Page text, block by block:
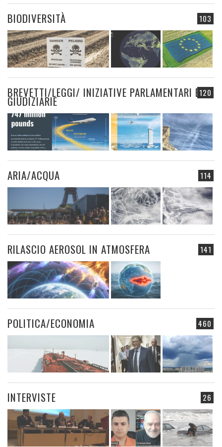
103
BIODIVERSITÀ
120
BREVETTI/LEGGI/ INIZIATIVE PARLAMENTARI E
GIUDIZIARIE
114
ARIA/ACQUA
141
RILASCIO AEROSOL IN ATMOSFERA
460
POLITICA/ECONOMIA
26
INTERVISTE